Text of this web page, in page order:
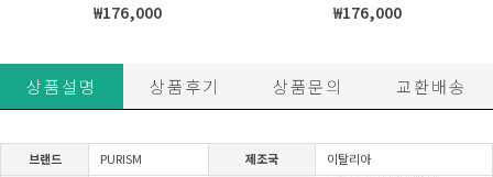
₩176,000 ₩176,000
상품설명 상품후기 상품문의 교환배송
브랜드 PURISM 제조국 이탈리아